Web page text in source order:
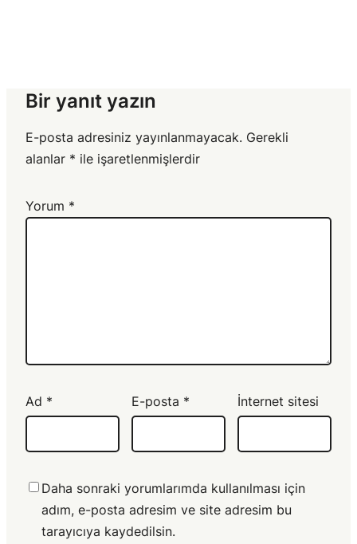
Bir yanıt yazın
E-posta adresiniz yayınlanmayacak. Gerekli
alanlar * ile işaretlenmişlerdir
Yorum *
Ad * E-posta * İnternet sitesi
Daha sonraki yorumlarımda kullanılması için
adım, e-posta adresim ve site adresim bu
tarayıcıya kaydedilsin.